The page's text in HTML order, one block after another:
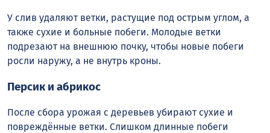
У слив удаляют ветки, растущие под острым углом, а
также сухие и больные побеги. Молодые ветки
подрезают на внешнюю почку, чтобы новые побеги
росли наружу, а не внутрь кроны.
Персик и абрикос
После сбора урожая с деревьев убирают сухие и
повреждённые ветки. Слишком длинные побеги